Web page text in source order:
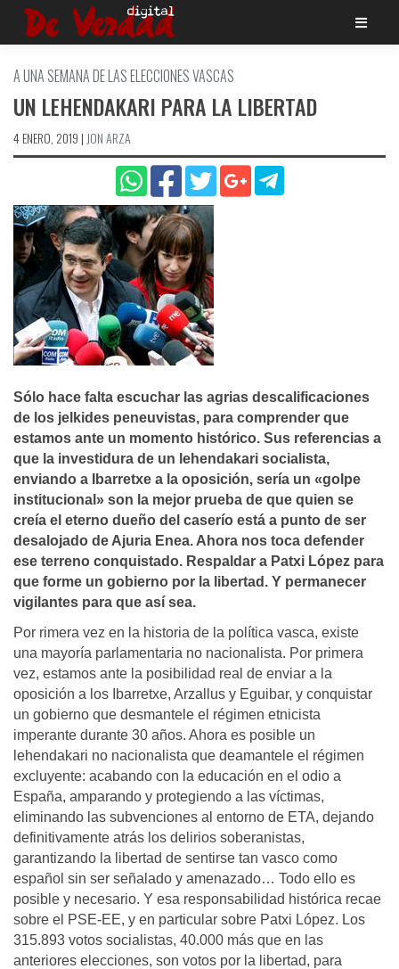
Saltar
A UNA SEMANA DE LAS ELECCIONES VASCAS
UN LEHENDAKARI PARA LA LIBERTAD
4 ENERO, 2019 | JON ARZA
Sólo hace falta escuchar las agrias descalificaciones
de los jelkides peneuvistas, para comprender que
estamos ante un momento histórico. Sus referencias a
que la investidura de un lehendakari socialista,
enviando a Ibarretxe a la oposición, serí­a un «golpe
institucional» son la mejor prueba de que quien se
creí­a el eterno dueño del caserí­o está a punto de ser
desalojado de Ajuria Enea. Ahora nos toca defender
ese terreno conquistado. Respaldar a Patxi López para
que forme un gobierno por la libertad. Y permanecer
vigilantes para que así­ sea.
Por rimera vez en la historia de la política vasca, existe
una mayoría parlamentaria no nacionalista. Por primera
vez, estamos ante la posibilidad real de enviar a la
oposición a los Ibarretxe, Arzallus y Eguibar, y conquistar
un gobierno que desmantele el régimen etnicista
imperante durante 30 años. Ahora es posible un
lehendakari no nacionalista que deamantele el régimen
excluyente: acabando con la educación en el odio a
España, amparando y protegiendo a las víctimas,
eliminando las subvenciones al entorno de ETA, dejando
definitivamente atrás los delirios soberanistas,
garantizando la libertad de sentirse tan vasco como
español sin ser señalado y amenazado… Todo ello es
posible y necesario. Y esa responsabilidad histórica recae
sobre el PSE-EE, y en particular sobre Patxi López. Los
315.893 votos socialistas, 40.000 más que en las
anteriores elecciones, son votos por la libertad, para